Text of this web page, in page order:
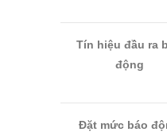
Tín hiệu đầu ra
động
Đặt mức báo